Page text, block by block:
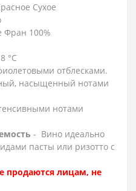
Сухое
Фран 100%
°C
отблесками.
насыщенный нотами
нотами
- Вино идеально
пасты или ризотто с
продаются лицам, не